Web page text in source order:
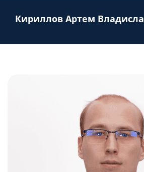
Преподавателям
Кириллов Артем